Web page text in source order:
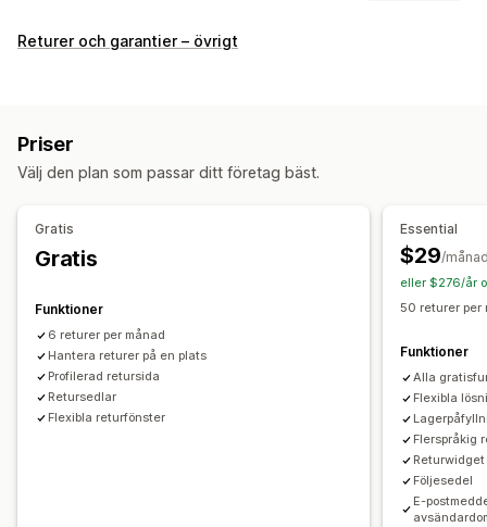
Returalternativ
Rabattkoder
Automatiska godkännanden
Anpassade policyer
Returspårning
Anpassat varumärke
Återbetalningshantering
Kundblockeringslista
Analysverktyg
Returer och garantier – övrigt
Priser
Välj den plan som passar ditt företag bäst.
Gratis
Gratis
Funktioner
6 returer per månad
Hantera returer på en plats
Profilerad retursida
Retursedlar
Flexibla returfönster
Essential
$29/
eller $276/år
50 returer per
Funktioner
Alla
Flexibla
Flerspråkig
Följesedel
E-